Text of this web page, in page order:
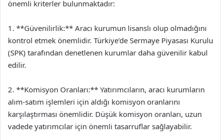
önemli kriterler bulunmaktadır:
1. **Güvenilirlik:** Aracı kurumun lisanslı olup olmadığını
kontrol etmek önemlidir. Türkiye’de Sermaye Piyasası Kurulu
(SPK) tarafından denetlenen kurumlar daha güvenilir kabul
edilir.
2. **Komisyon Oranları:** Yatırımcıların, aracı kurumların
alım-satım işlemleri için aldığı komisyon oranlarını
karşılaştırması önemlidir. Düşük komisyon oranları, uzun
vadede yatırımcılar için önemli tasarruflar sağlayabilir.